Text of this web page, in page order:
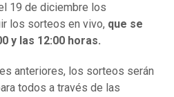
19 de diciembre los
los sorteos en vivo, que se
y las 12:00 horas.
anteriores, los sorteos serán
todos a través de las